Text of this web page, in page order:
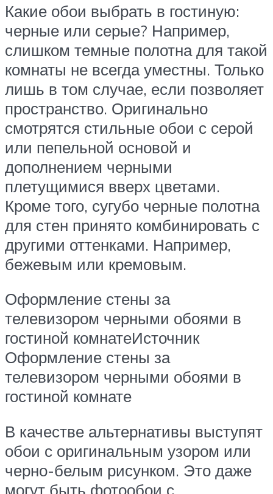
Какие обои выбрать в гостиную:
черные или серые? Например,
слишком темные полотна для такой
комнаты не всегда уместны. Только
лишь в том случае, если позволяет
пространство. Оригинально
смотрятся стильные обои с серой
или пепельной основой и
дополнением черными
плетущимися вверх цветами.
Кроме того, сугубо черные полотна
для стен принято комбинировать с
другими оттенками. Например,
бежевым или кремовым.
Оформление стены за
телевизором черными обоями в
гостиной комнатеИсточник
Оформление стены за
телевизором черными обоями в
гостиной комнате
В качестве альтернативы выступят
обои с оригинальным узором или
черно-белым рисунком. Это даже
могут быть фотообои с